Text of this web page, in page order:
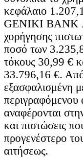
κεφάλαιο
GENIKI BANK
χορήγησης
ποσό των
τόκους 30,99 €
33.796,16 €. Από
εξασφαλισμένη
περιγραφόμενου
αναφέρονται
και πιστώσεις
προγενέστερο
αιτήσεως.